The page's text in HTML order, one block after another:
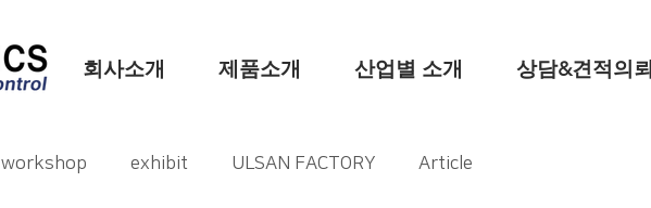
회사소개 제품소개 산업별 소개 상담&견적의뢰
workshop exhibit ULSAN FACTORY Article